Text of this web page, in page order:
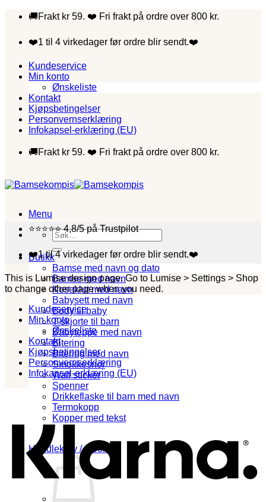
Skip
🚚Frakt kr 59. ❤️ Fri frakt på ordre over 800 kr.
❤️1 til 4 virkedager før ordre blir sendt.❤️
Kundeservice
Min konto
Ønskeliste
Kontakt
Kjøpsbetingelser
Personvernserklæring
Infokapsel-erklæring (EU)
🚚Frakt kr 59. ❤️ Fri frakt på ordre over 800 kr.
Menu
Søk
etter:
Butikk
Bamse med navn og dato
Bamse med navn
Koseklut med navn
Babysett med navn
Body til baby
T-skjorte til barn
Babyteppe med navn
Bitering
Bitering med navn
Smokkesnor
Wall sticker
Spenner
Drikkeflaske til barn med navn
Termokopp
Kopper med tekst
Handlekurv /0.00kr
⭐⭐⭐⭐⭐ 4,8/5 på Trustpilot
❤️1 til 4 virkedager før ordre blir sendt.❤️
This is Lumise design page. Go to Lumise > Settings > Shop
to change other page when you need.
Kundeservice
Min konto
Ønskeliste
Kontakt
Kjøpsbetingelser
Personvernserklæring
Infokapsel-erklæring (EU)